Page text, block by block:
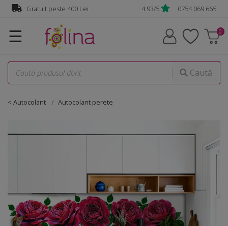
Gratuit peste 400 Lei 4.93/5 0754 069 665
☰
Caută
< Autocolant Autocolant perete